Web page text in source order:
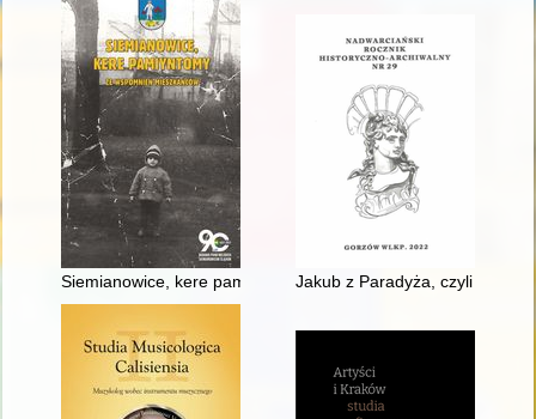
Siemianowice, kere pamiyntomy : ze wspomnień mieszkańców
Jakub z Paradyża, czyli kto?